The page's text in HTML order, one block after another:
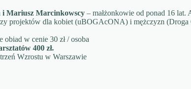
i Mariusz Marcinkowscy– małżonkowie od ponad 16 lat.
projektów dla kobiet (uBOGAcONA) i mężczyzn (Droga
w cenie 30 zł / osoba
400 zł.
Wzrostu w Warszawie